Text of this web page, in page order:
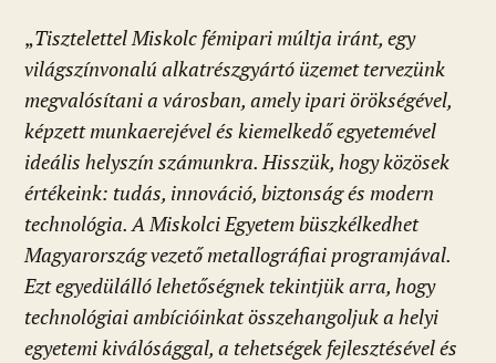
„Tisztelettel Miskolc fémipari múltja iránt, egy
világszínvonalú alkatrészgyártó üzemet tervezünk
megvalósítani a városban, amely ipari örökségével,
képzett munkaerejével és kiemelkedő egyetemével
ideális helyszín számunkra. Hisszük, hogy közösek
értékeink: tudás, innováció, biztonság és modern
technológia. A Miskolci Egyetem büszkélkedhet
Magyarország vezető metallográfiai programjával.
Ezt egyedülálló lehetőségnek tekintjük arra, hogy
technológiai ambícióinkat összehangoljuk a helyi
egyetemi kiválósággal, a tehetségek fejlesztésével és